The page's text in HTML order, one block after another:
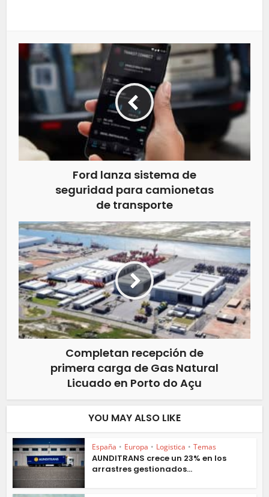
Ford lanza sistema de
seguridad para camionetas
de transporte
Completan recepción de
primera carga de Gas Natural
Licuado en Porto do Açu
YOU MAY ALSO LIKE
España • Europa • Logistica • Temas
AUNDITRANS crece un 23% en los
arrastres gestionados...